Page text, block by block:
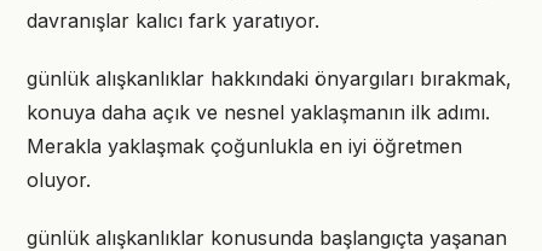
davranışlar kalıcı fark yaratıyor.
günlük alışkanlıklar hakkındaki önyargıları bırakmak,
konuya daha açık ve nesnel yaklaşmanın ilk adımı.
Merakla yaklaşmak çoğunlukla en iyi öğretmen
oluyor.
günlük alışkanlıklar konusunda başlangıçta yaşanan